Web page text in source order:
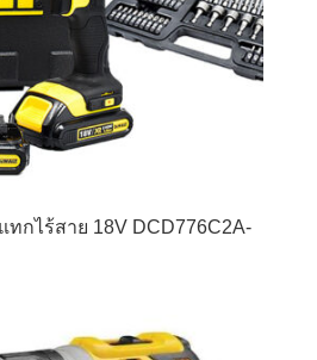
ทกไร้สาย 18V DCD776C2A-